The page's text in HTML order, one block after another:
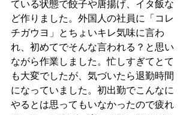
ている状態で餃子や唐揚げ、イタ飯な
ど作りました。外国人の社員に「コレ
チガウヨ」とちょいキレ気味に言わ
れ、初めてでそんな言われる？と思い
ながら作業しました。忙しすぎてとて
も大変でしたが、気づいたら退勤時間
になっていました。初出勤でこんなに
やるとは思ってもいなかったので疲れ